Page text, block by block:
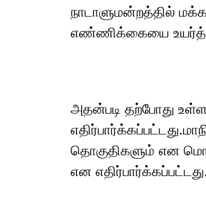
நாடாளுமன்றத்தில்
எண்ணிக்கையை உயர்த்த
அதன்படி தற்போது
தொகுதிகளும் என
என எதிர்பார்க்கப்பட்டது.